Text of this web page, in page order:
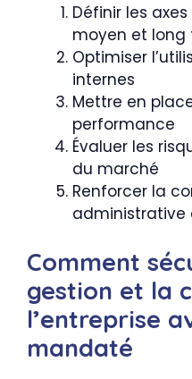
Définir les
moyen et long
Optimiser
internes
Mettre en
performance
Évaluer les
du marché
Renforcer la
administrative
Comment
gestion et la
l’entreprise
mandaté